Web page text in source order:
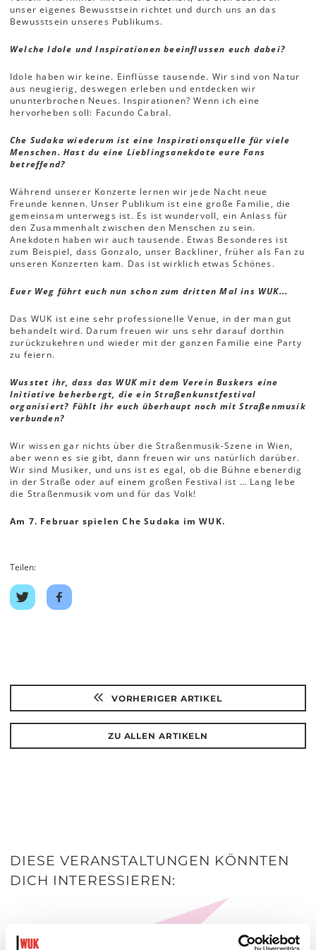
unser eigenes Bewusstsein richtet und durch uns an das
Bewusstsein unseres Publikums.
Welche Idole und Inspirationen beeinflussen euch dabei?
Idole haben wir keine. Einflüsse tausende. Wir sind von Natur
aus neugierig, deswegen erleben und entdecken wir
ununterbrochen Neues. Inspirationen? Wenn ich eine
hervorheben soll: Facundo Cabral.
Che Sudaka wiederum ist eine Inspirationsquelle für viele
Menschen. Hast du eine Lieblingsanekdote eure Fans
betreffend?
Während unserer Konzerte lernen wir jede Nacht neue
Freunde kennen. Unser Publikum ist eine große Familie, die
gemeinsam unterwegs ist. Es ist wundervoll, ein Anlass für
den Zusammenhalt zwischen den Menschen zu sein.
Anekdoten haben wir auch tausende. Etwas Besonderes ist
zum Beispiel, dass Gonzalo, unser Backliner, früher als Fan zu
unseren Konzerten kam. Das ist wirklich etwas Schönes.
Euer Weg führt euch nun schon zum dritten Mal ins WUK...
Das WUK ist eine sehr professionelle Venue, in der man gut
behandelt wird. Darum freuen wir uns sehr darauf dorthin
zurückzukehren und wieder mit der ganzen Familie eine Party
zu feiern.
Wusstet ihr, dass das WUK mit dem Verein Buskers eine
Initiative beherbergt, die ein Straßenkunstfestival
organisiert? Fühlt ihr euch überhaupt noch mit Straßenmusik
verbunden?
Wir wissen gar nichts über die Straßenmusik-Szene in Wien,
aber wenn es sie gibt, dann freuen wir uns natürlich darüber.
Wir sind Musiker, und uns ist es egal, ob die Bühne ebenerdig
in der Straße oder auf einem großen Festival ist … Lang lebe
die Straßenmusik vom und für das Volk!
Am 7. Februar spielen Che Sudaka im WUK.
Teilen:
Auf
Twitter
Auf
Facebook
VORHERIGER ARTIKEL
ZU ALLEN ARTIKELN
DIESE VERANSTALTUNGEN KÖNNTEN
DICH INTERESSIEREN: